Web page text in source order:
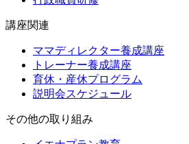
講座関連
ママディレクター養成講座
トレーナー養成講座
育休・産休プログラム
説明会スケジュール
その他の取り組み